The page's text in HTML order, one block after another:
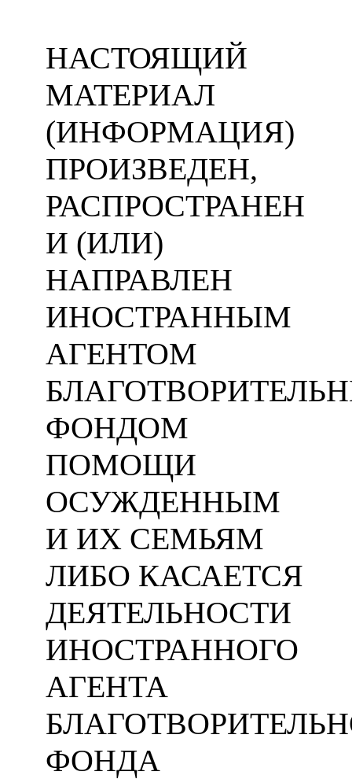
НАСТОЯЩИЙ
МАТЕРИАЛ
(ИНФОРМАЦИЯ)
ПРОИЗВЕДЕН,
РАСПРОСТРАНЕН
И (ИЛИ)
НАПРАВЛЕН
ИНОСТРАННЫМ
АГЕНТОМ
ФОНДОМ
ПОМОЩИ
ОСУЖДЕННЫМ
И ИХ СЕМЬЯМ
ЛИБО КАСАЕТСЯ
ДЕЯТЕЛЬНОСТИ
ИНОСТРАННОГО
АГЕНТА
ФОНДА